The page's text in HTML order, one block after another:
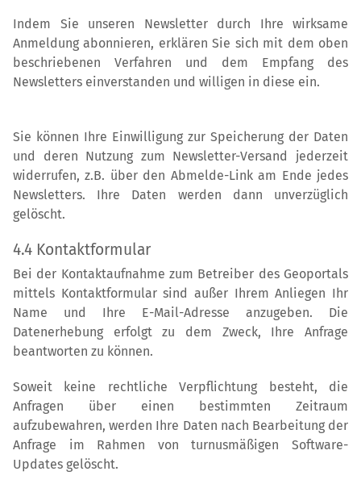
Indem Sie unseren Newsletter durch Ihre wirksame
Anmeldung abonnieren, erklären Sie sich mit dem oben
beschriebenen Verfahren und dem Empfang des
Newsletters einverstanden und willigen in diese ein.
Sie können Ihre Einwilligung zur Speicherung der Daten
und deren Nutzung zum Newsletter-Versand jederzeit
widerrufen, z.B. über den Abmelde-Link am Ende jedes
Newsletters. Ihre Daten werden dann unverzüglich
gelöscht.
4.4 Kontaktformular
Bei der Kontaktaufnahme zum Betreiber des Geoportals
mittels Kontaktformular sind außer Ihrem Anliegen Ihr
Name und Ihre E-Mail-Adresse anzugeben. Die
Datenerhebung erfolgt zu dem Zweck, Ihre Anfrage
beantworten zu können.
Soweit keine rechtliche Verpflichtung besteht, die
Anfragen über einen bestimmten Zeitraum
aufzubewahren, werden Ihre Daten nach Bearbeitung der
Anfrage im Rahmen von turnusmäßigen Software-
Updates gelöscht.